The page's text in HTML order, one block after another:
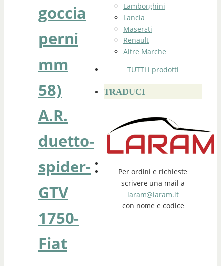
goccia
perni
mm
58)
A.R.
duetto-
spider-
GTV
1750-
Fiat
Lamborghini
Lancia
Maserati
Renault
Altre Marche
TUTTI i prodotti
TRADUCI
Per ordini e richieste
scrivere una mail a
laram@laram.it
con nome e codice